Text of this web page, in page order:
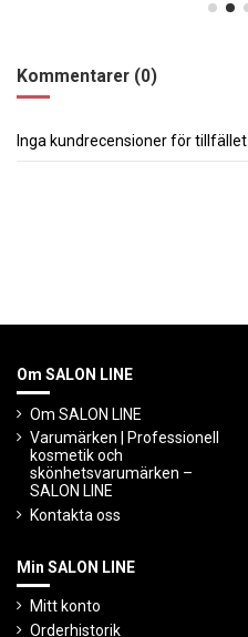
Kommentarer (0)
Inga kundrecensioner för tillfället.
Om SALON LINE
Om SALON LINE
Varumärken | Professionell
kosmetik och
skönhetsvarumärken –
SALON LINE
Kontakta oss
Min SALON LINE
Mitt konto
Orderhistorik